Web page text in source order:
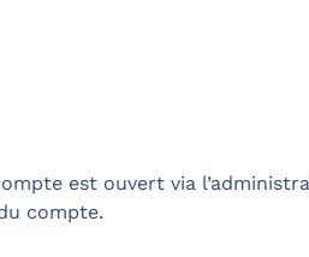
est ouvert via
compte.